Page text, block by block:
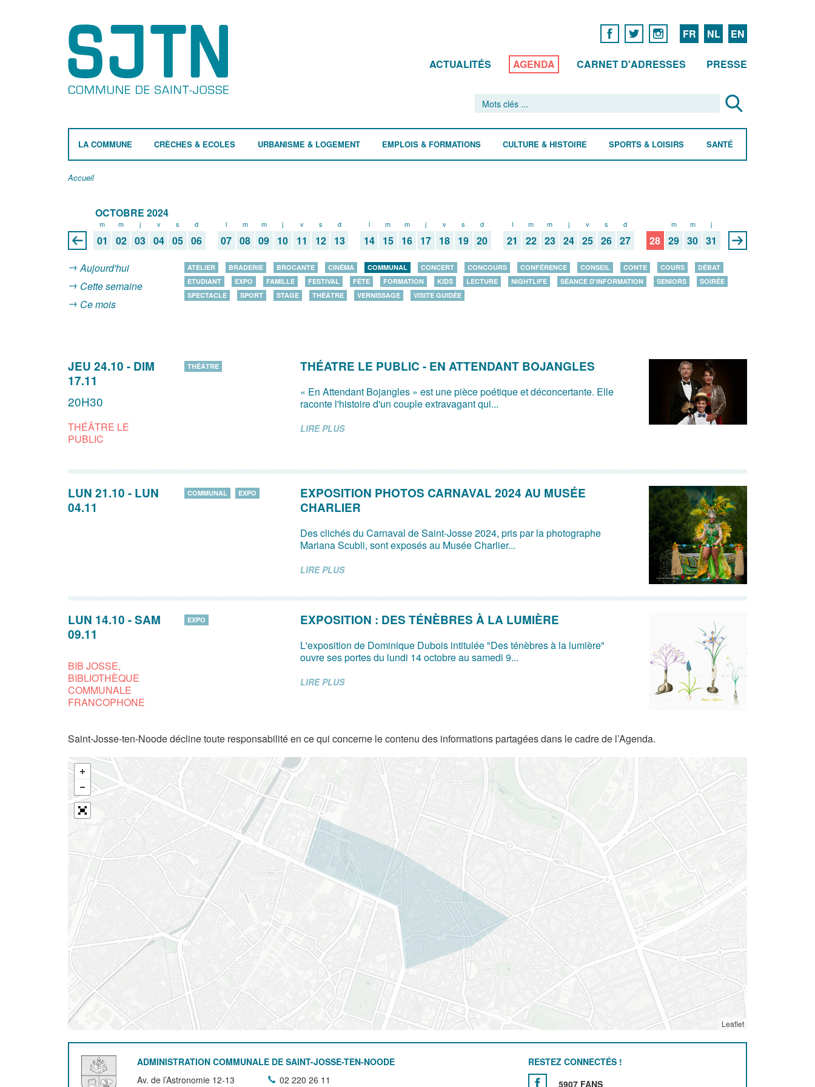
FR NL EN
ACTUALITÉS AGENDA CARNET D'ADRESSES PRESSE
LA COMMUNE CRÈCHES & ECOLES URBANISME & LOGEMENT EMPLOIS & FORMATIONS CULTURE & HISTOIRE SPORTS & LOISIRS SANTÉ
Accueil
OCTOBRE 2024
m
01
m
02
j
03
v
04
s
05
d
06
l
07
m
08
m
09
j
10
v
11
s
12
d
13
l
14
m
15
m
16
j
17
v
18
s
19
d
20
l
21
m
22
m
23
j
24
v
25
s
26
d
27 28
m
29
m
30
j
31
Aujourd'hui
Cette semaine
Ce mois
ATELIER BRADERIE BROCANTE CINÉMA COMMUNAL CONCERT CONCOURS CONFÉRENCE CONSEIL CONTE COURS
DÉBAT
ETUDIANT
EXPO FAMILLE FESTIVAL FÊTE FORMATION KIDS LECTURE NIGHTLIFE SÉANCE D'INFORMATION SENIORS
SOIRÉE
SPECTACLE
SPORT STAGE THÉÂTRE VERNISSAGE VISITE GUIDÉE
JEU 24.10 - DIM
17.11
20H30
THÉÂTRE LE
PUBLIC
THÉÂTRE THÉATRE LE PUBLIC - EN ATTENDANT BOJANGLES
« En Attendant Bojangles » est une pièce poétique et déconcertante. Elle
raconte l'histoire d'un couple extravagant qui...
LIRE PLUS
LUN 21.10 - LUN
04.11
COMMUNAL EXPO
EXPOSITION PHOTOS CARNAVAL 2024 AU MUSÉE
CHARLIER
Des clichés du Carnaval de Saint-Josse 2024, pris par la photographe
Mariana Scubli, sont exposés au Musée Charlier...
LIRE PLUS
LUN 14.10 -SAM
09.11
BIB JOSSE,
BIBLIOTHÈQUE
COMMUNALE
FRANCOPHONE
EXPO EXPOSITION : DES TÉNÈBRES À LA LUMIÈRE
L'exposition de Dominique Dubois intitulée "Des ténèbres à la lumière"
ouvre ses portes du lundi 14 octobre au samedi 9...
LIRE PLUS
Saint-Josse-ten-Noode décline toute responsabilité en ce qui concerne le contenu des informations partagées dans le cadre de l’Agenda.
Leaflet
ADMINISTRATION COMMUNALE DE SAINT-JOSSE-TEN-NOODE
Av. de l’Astronomie 12-13
02 220 26 11
RESTEZ CONNECTÉS !
5907 FANS